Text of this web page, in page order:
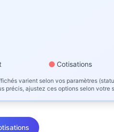
Cotisations
varient selon vos paramètres
précis, ajustez ces options selon votre